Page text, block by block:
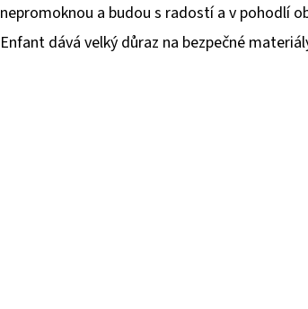
nepromoknou a budou s radostí a v pohodlí
Enfant dává velký důraz na bezpečné